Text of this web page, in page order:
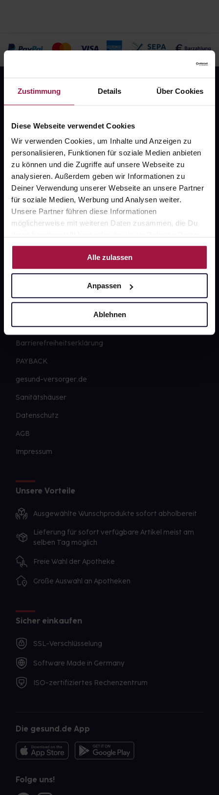
Zustimmung Details Über Cookies
Diese Webseite verwendet Cookies
Wir verwenden Cookies, um Inhalte und Anzeigen zu
personalisieren, Funktionen für soziale Medien anbieten
zu können und die Zugriffe auf unsere Webseite zu
analysieren. Außerdem geben wir Informationen zu
Deiner Verwendung unserer Webseite an unsere Partner
für soziale Medien, Werbung und Analysen weiter.
Unsere Partner führen diese Informationen
möglicherweise mit weiteren Daten zusammen, die Du
Nutzung der Dienste gesammelt haben.
Alle zulassen
Anpassen
Ablehnen
Fragen zu Deiner Bestellung?
Kontakt
Widerrufsformular
gesund.de
Newsletter
Barrierefreiheitserklärung
PAYBACK
gesund-versorger.de
Sanitätshäuser
Datenschutz
AGB
Impressum
Unsere Vorteile
Ausgewählte Wunschprodukte sofort abholbereit
Lieferung für sofort verfügbare Artikel meist am
selben Tag möglich
Freie Wahl der Apotheke
Große Auswahl an Apotheken
Sicher einkaufen
SSL-Verschlüsselung
Software Made in Germany
ISO-zertifiziertes Rechenzentrum
Die gesund.de App
Folge uns!